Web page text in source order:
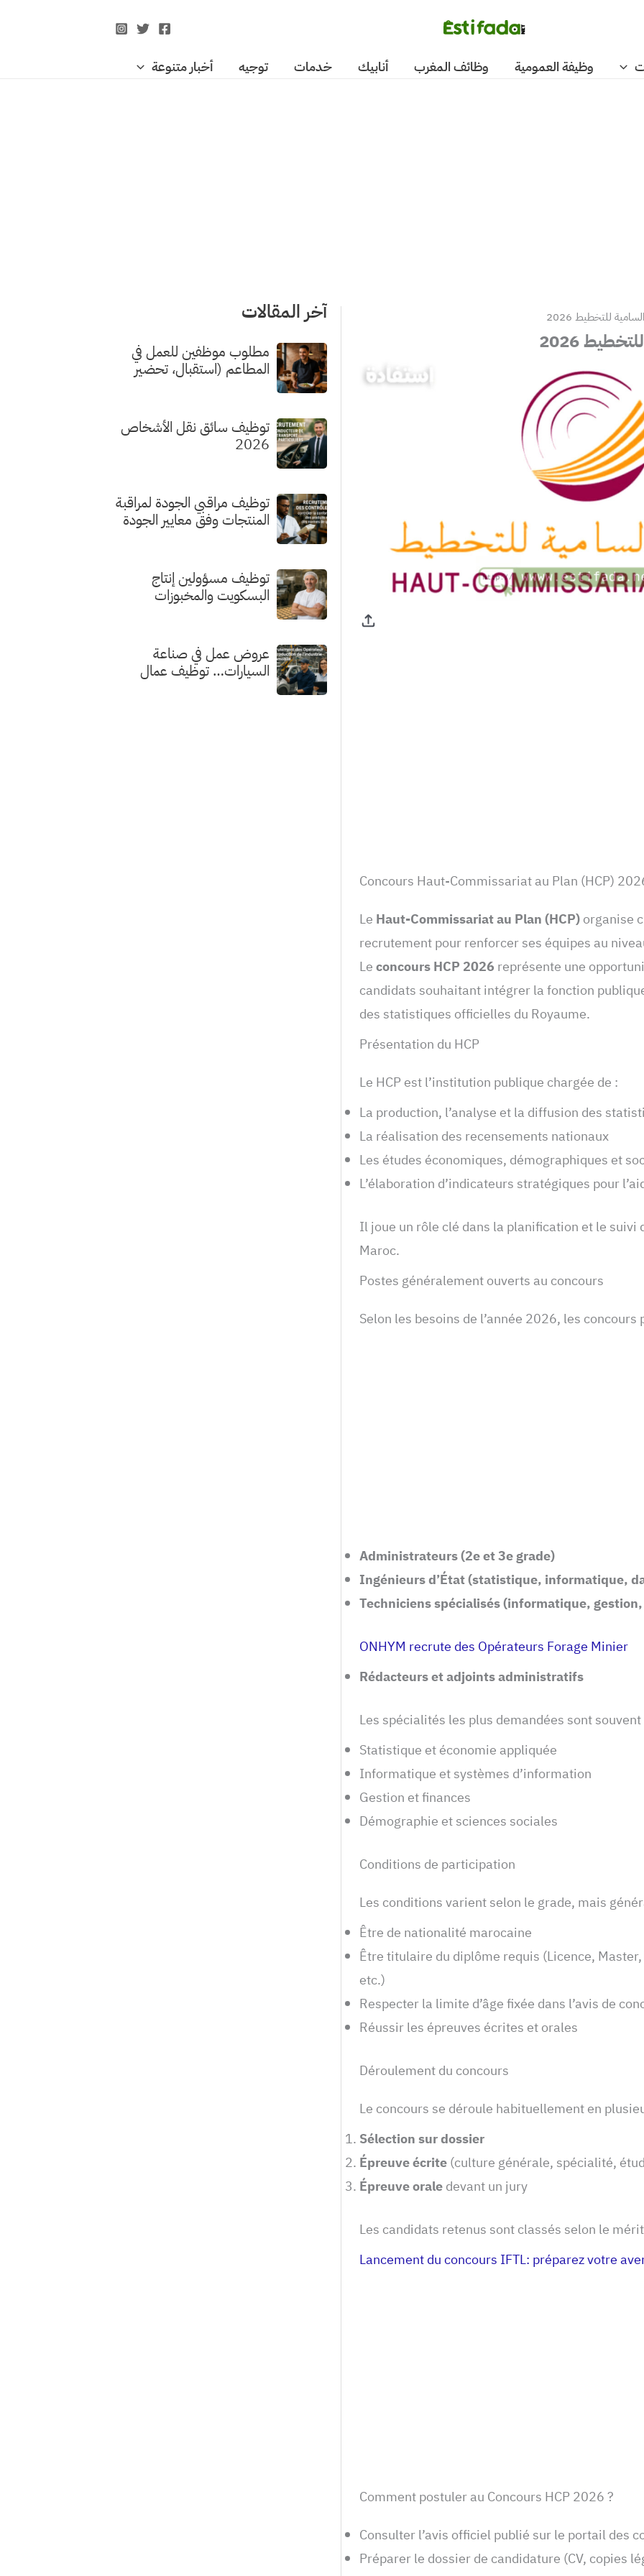
وظيفة العمومية وظائف المغرب أنابيك خدمات توجيه أخبار متنوعة
للتخطيط 2026
2026
Concours Haut-Commissariat au Plan (HCP)
Le Haut-Commissariat au Plan (HCP)organise
recrutement pour renforcer ses équipes au
Leconcours HCP 2026 représente une
candidats souhaitant intégrer la fonction
des statistiques officielles du Royaume.
Présentation du HCP
Le HCP est l’institution publique chargée de :
La production, l’analyse et la diffusion des
La réalisation des recensements nationaux
Les études économiques, démographiques et
L’élaboration d’indicateurs stratégiques pour
Il joue un rôle clé dans la planification et le suivi
Maroc.
Postes généralement ouverts au concours
Selon les besoins de l’année 2026, les concours
Administrateurs (2e et 3e grade)
Ingénieurs d’État (statistique, informatique,
Techniciens spécialisés (informatique,
ONHYM recrute des Opérateurs Forage Minier
Rédacteurs et adjoints administratifs
Les spécialités les plus demandées sont souvent
Statistique et économie appliquée
Informatique et systèmes d’information
Gestion et finances
Démographie et sciences sociales
Conditions de participation
Les conditions varient selon le grade, mais
Être de nationalité marocaine
Être titulaire du diplôme requis (Licence,
etc.)
Respecter la limite d’âge fixée dans l’avis de
Réussir les épreuves écrites et orales
Déroulement du concours
Le concours se déroule habituellement en
Sélection sur dossier
Épreuve écrite(culture générale, spécialité,
Épreuve oraledevant un jury
Les candidats retenus sont classés selon le
Lancement du concours IFTL: préparez votre
Comment postuler au Concours HCP 2026 ?
Consulter l’avis officiel publié sur le portail des
Préparer le dossier de candidature (CV, copies
آخر المقالات
مطلوب موظفين للعمل في
المطاعم (استقبال، تحضير
توظيف سائق نقل الأشخاص
2026
توظيف مراقبي الجودة لمراقبة
المنتجات وفق معايير الجودة
توظيف مسؤولين إنتاج
البسكويت والمخبوزات
عروض عمل في صناعة
السيارات… توظيف عمال